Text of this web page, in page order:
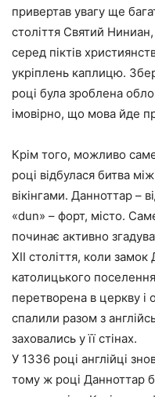
привертав увагу ще
століття Святий
серед піктів
укріплень каплицю.
році була зроблена
імовірно, що мова йде
Крім того, можливо
році відбулася битва
вікінгами. Данноттар –
«dun» – форт, місто.
починає активно
XII століття, коли
католицького
перетворена в церкву і
спалили разом з
заховались у її стінах.
У 1336 році англійці
тому ж році Данноттар